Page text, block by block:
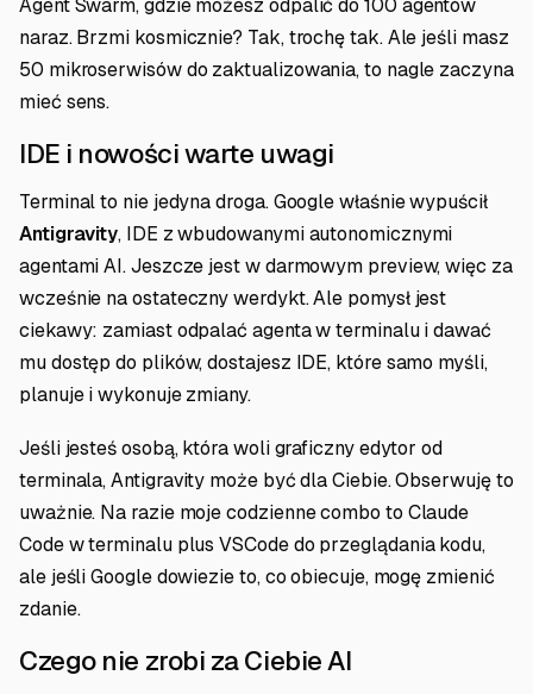
Agent Swarm, gdzie możesz odpalić do 100 agentów
naraz. Brzmi kosmicznie? Tak, trochę tak. Ale jeśli masz
50 mikroserwisów do zaktualizowania, to nagle zaczyna
mieć sens.
IDE i nowości warte uwagi
Terminal to nie jedyna droga. Google właśnie wypuścił
Antigravity, IDE z wbudowanymi autonomicznymi
agentami AI. Jeszcze jest w darmowym preview, więc za
wcześnie na ostateczny werdykt. Ale pomysł jest
ciekawy: zamiast odpalać agenta w terminalu i dawać
mu dostęp do plików, dostajesz IDE, które samo myśli,
planuje i wykonuje zmiany.
Jeśli jesteś osobą, która woli graficzny edytor od
terminala, Antigravity może być dla Ciebie. Obserwuję to
uważnie. Na razie moje codzienne combo to Claude
Code w terminalu plus VSCode do przeglądania kodu,
ale jeśli Google dowiezie to, co obiecuje, mogę zmienić
zdanie.
Czego nie zrobi za Ciebie AI